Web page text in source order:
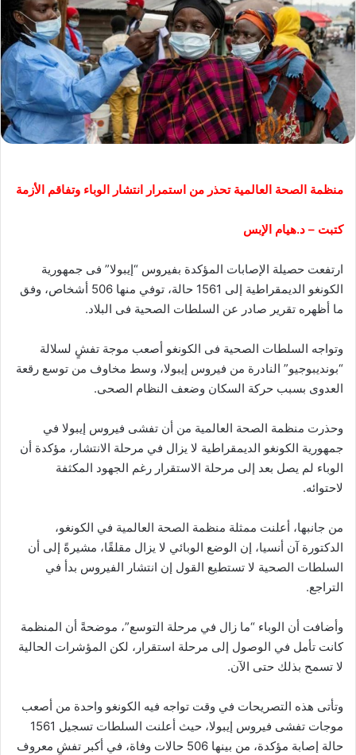
منظمة الصحة العالمية تحذر من استمرار انتشار الوباء وتفاقم الأزمة
كتبت – د.هيام الإبس
ارتفعت حصيلة الإصابات المؤكدة بفيروس “إيبولا” فى جمهورية
الكونغو الديمقراطية إلى 1561 حالة، توفي منها 506 أشخاص، وفق
ما أظهره تقرير صادر عن السلطات الصحية فى البلاد.
وتواجه السلطات الصحية فى الكونغو أصعب موجة تفشٍ لسلالة
“بونديبوجيو” النادرة من فيروس إيبولا، وسط مخاوف من توسع رقعة
العدوى بسبب حركة السكان وضعف النظام الصحى.
وحذرت منظمة الصحة العالمية من أن تفشى فيروس إيبولا في
جمهورية الكونغو الديمقراطية لا يزال في مرحلة الانتشار، مؤكدة أن
الوباء لم يصل بعد إلى مرحلة الاستقرار رغم الجهود المكثفة
لاحتوائه.
من جانبها، أعلنت ممثلة منظمة الصحة العالمية في الكونغو،
الدكتورة آن أنسيا، إن الوضع الوبائي لا يزال مقلقًا، مشيرةً إلى أن
السلطات الصحية لا تستطيع القول إن انتشار الفيروس بدأ في
التراجع.
وأضافت أن الوباء “ما زال في مرحلة التوسع”، موضحةً أن المنظمة
كانت تأمل في الوصول إلى مرحلة استقرار، لكن المؤشرات الحالية
لا تسمح بذلك حتى الآن.
وتأتى هذه التصريحات في وقت تواجه فيه الكونغو واحدة من أصعب
موجات تفشى فيروس إيبولا، حيث أعلنت السلطات تسجيل 1561
حالة إصابة مؤكدة، من بينها 506 حالات وفاة، في أكبر تفشٍ معروف